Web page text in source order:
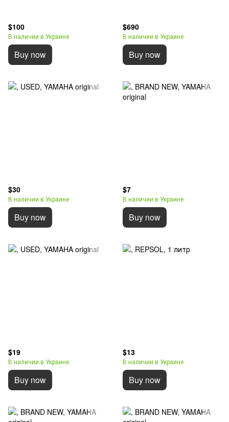
$100
В наличии в Украине
Buy now
$690
В наличии в Украине
Buy now
$30
В наличии в Украине
Buy now
$7
В наличии в Украине
Buy now
$19
В наличии в Украине
Buy now
$13
В наличии в Украине
Buy now